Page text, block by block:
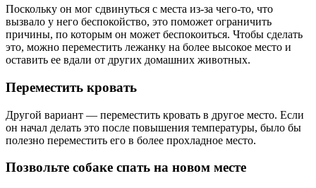
Поскольку он мог сдвинуться с места из-за чего-то, что
вызвало у него беспокойство, это поможет ограничить
причины, по которым он может беспокоиться. Чтобы сделать
это, можно переместить лежанку на более высокое место и
оставить ее вдали от других домашних животных.
Переместить кровать
Другой вариант — переместить кровать в другое место. Если
он начал делать это после повышения температуры, было бы
полезно переместить его в более прохладное место.
Позвольте собаке спать на новом месте